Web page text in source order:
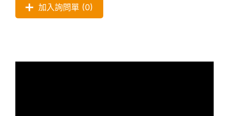
加入詢問單 (0)